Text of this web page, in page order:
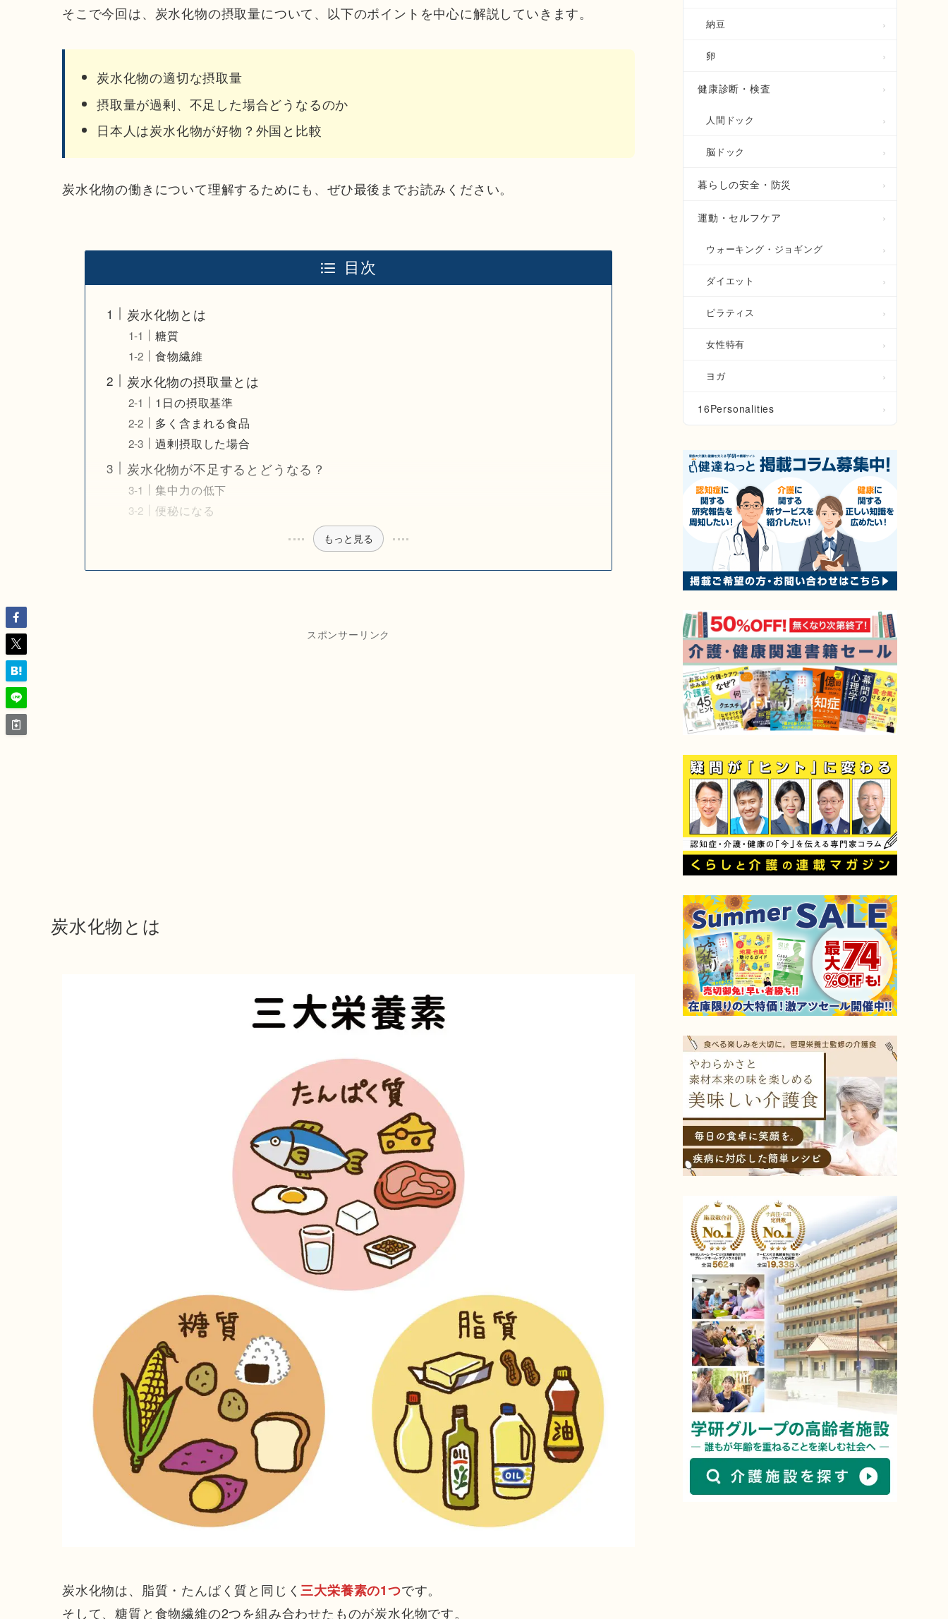
そこで今回は、炭水化物の摂取量について、以下のポイントを中心に解説していきます。
炭水化物の適切な摂取量
摂取量が過剰、不足した場合どうなるのか
日本人は炭水化物が好物？外国と比較
炭水化物の働きについて理解するためにも、ぜひ最後までお読みください。
目次
炭水化物とは
糖質
食物繊維
炭水化物の摂取量とは
1日の摂取基準
多く含まれる食品
過剰摂取した場合
炭水化物が不足するとどうなる？
集中力の低下
便秘になる
もっと見る
スポンサーリンク
炭水化物とは
炭水化物は、脂質・たんぱく質と同じく 三大栄養素の1つです。
そして、糖質と食物繊維の2つを組み合わせたものが炭水化物です。
納豆
卵
健康診断・検査
人間ドック
脳ドック
暮らしの安全・防災
運動・セルフケア
ウォーキング・ジョギング
ダイエット
ピラティス
女性特有
ヨガ
16Personalities